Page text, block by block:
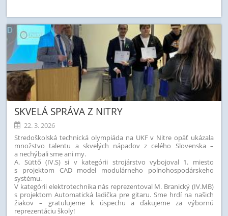
SKVELÁ SPRÁVA Z NITRY
22. 3. 2026
Stredoškolská technická olympiáda na UKF v Nitre opäť ukázala
množstvo talentu a skvelých nápadov z celého Slovenska –
a nechýbali sme ani my.
A. Süttő (IV.S) si v kategórii strojárstvo vybojoval 1. miesto
s projektom CAD model modulárneho poľnohospodárskeho
systému.
V kategórii elektrotechnika nás reprezentoval M. Branický (IV.MB)
s projektom Automatická ladička pre gitaru. Sme hrdí na našich
žiakov – gratulujeme k úspechu a ďakujeme za výbornú
reprezentáciu školy!